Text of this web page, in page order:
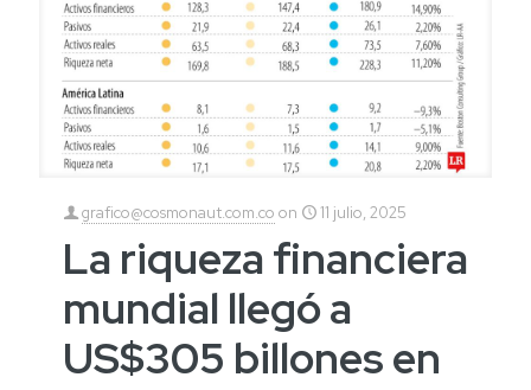
grafico@cosmonaut.com.co on 11 julio, 2025
La riqueza financiera
mundial llegó a
US$305 billones en